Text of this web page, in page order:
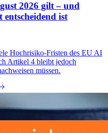
2026 gilt – und
ist
Hochrisiko-Fristen des EU AI
Artikel 4 bleibt jedoch
müssen.